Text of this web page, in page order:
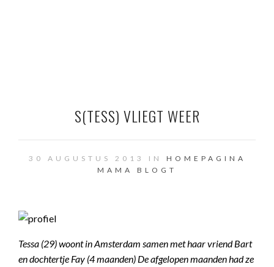
S(TESS) VLIEGT WEER
30 AUGUSTUS 2013 IN HOMEPAGINA
MAMA BLOGT
Tessa (29) woont in Amsterdam samen met haar vriend Bart
en dochtertje Fay (4 maanden) De afgelopen maanden had ze